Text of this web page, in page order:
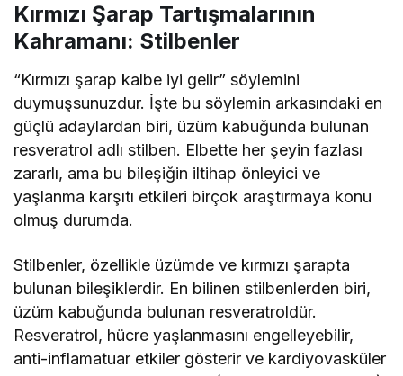
Kırmızı Şarap Tartışmalarının
Kahramanı: Stilbenler
“Kırmızı şarap kalbe iyi gelir” söylemini
duymuşsunuzdur. İşte bu söylemin arkasındaki en
güçlü adaylardan biri, üzüm kabuğunda bulunan
resveratrol adlı stilben. Elbette her şeyin fazlası
zararlı, ama bu bileşiğin iltihap önleyici ve
yaşlanma karşıtı etkileri birçok araştırmaya konu
olmuş durumda.
Stilbenler, özellikle üzümde ve kırmızı şarapta
bulunan bileşiklerdir. En bilinen stilbenlerden biri,
üzüm kabuğunda bulunan resveratroldür.
Resveratrol, hücre yaşlanmasını engelleyebilir,
anti-inflamatuar etkiler gösterir ve kardiyovasküler